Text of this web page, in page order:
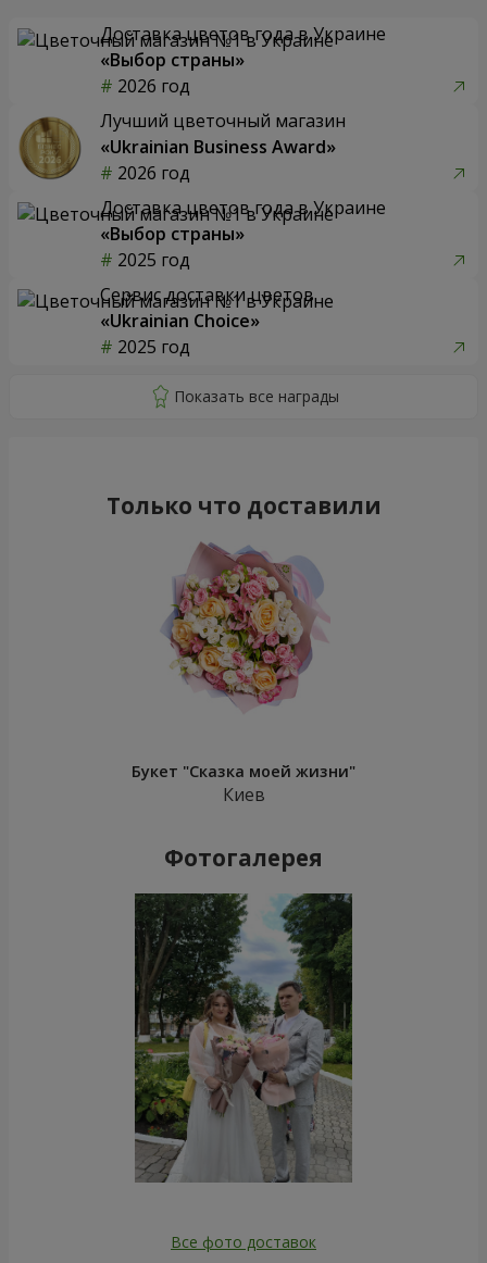
Доставка цветов года в Украине
«Выбор страны»
2026 год
Лучший цветочный магазин
«Ukrainian Business Award»
2026 год
Доставка цветов года в Украине
«Выбор страны»
2025 год
Сервис доставки цветов
«Ukrainian Choice»
2025 год
Только что доставили
Букет "Сказка моей жизни"
Киев
Фотогалерея
Все фото доставок